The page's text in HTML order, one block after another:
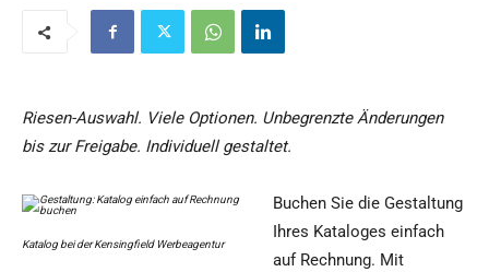
Riesen-Auswahl. Viele Optionen. Unbegrenzte Änderungen
bis zur Freigabe. Individuell gestaltet.
Katalog bei der Kensingfield Werbeagentur
Buchen Sie die Gestaltung
Ihres Kataloges einfach
auf Rechnung. Mit